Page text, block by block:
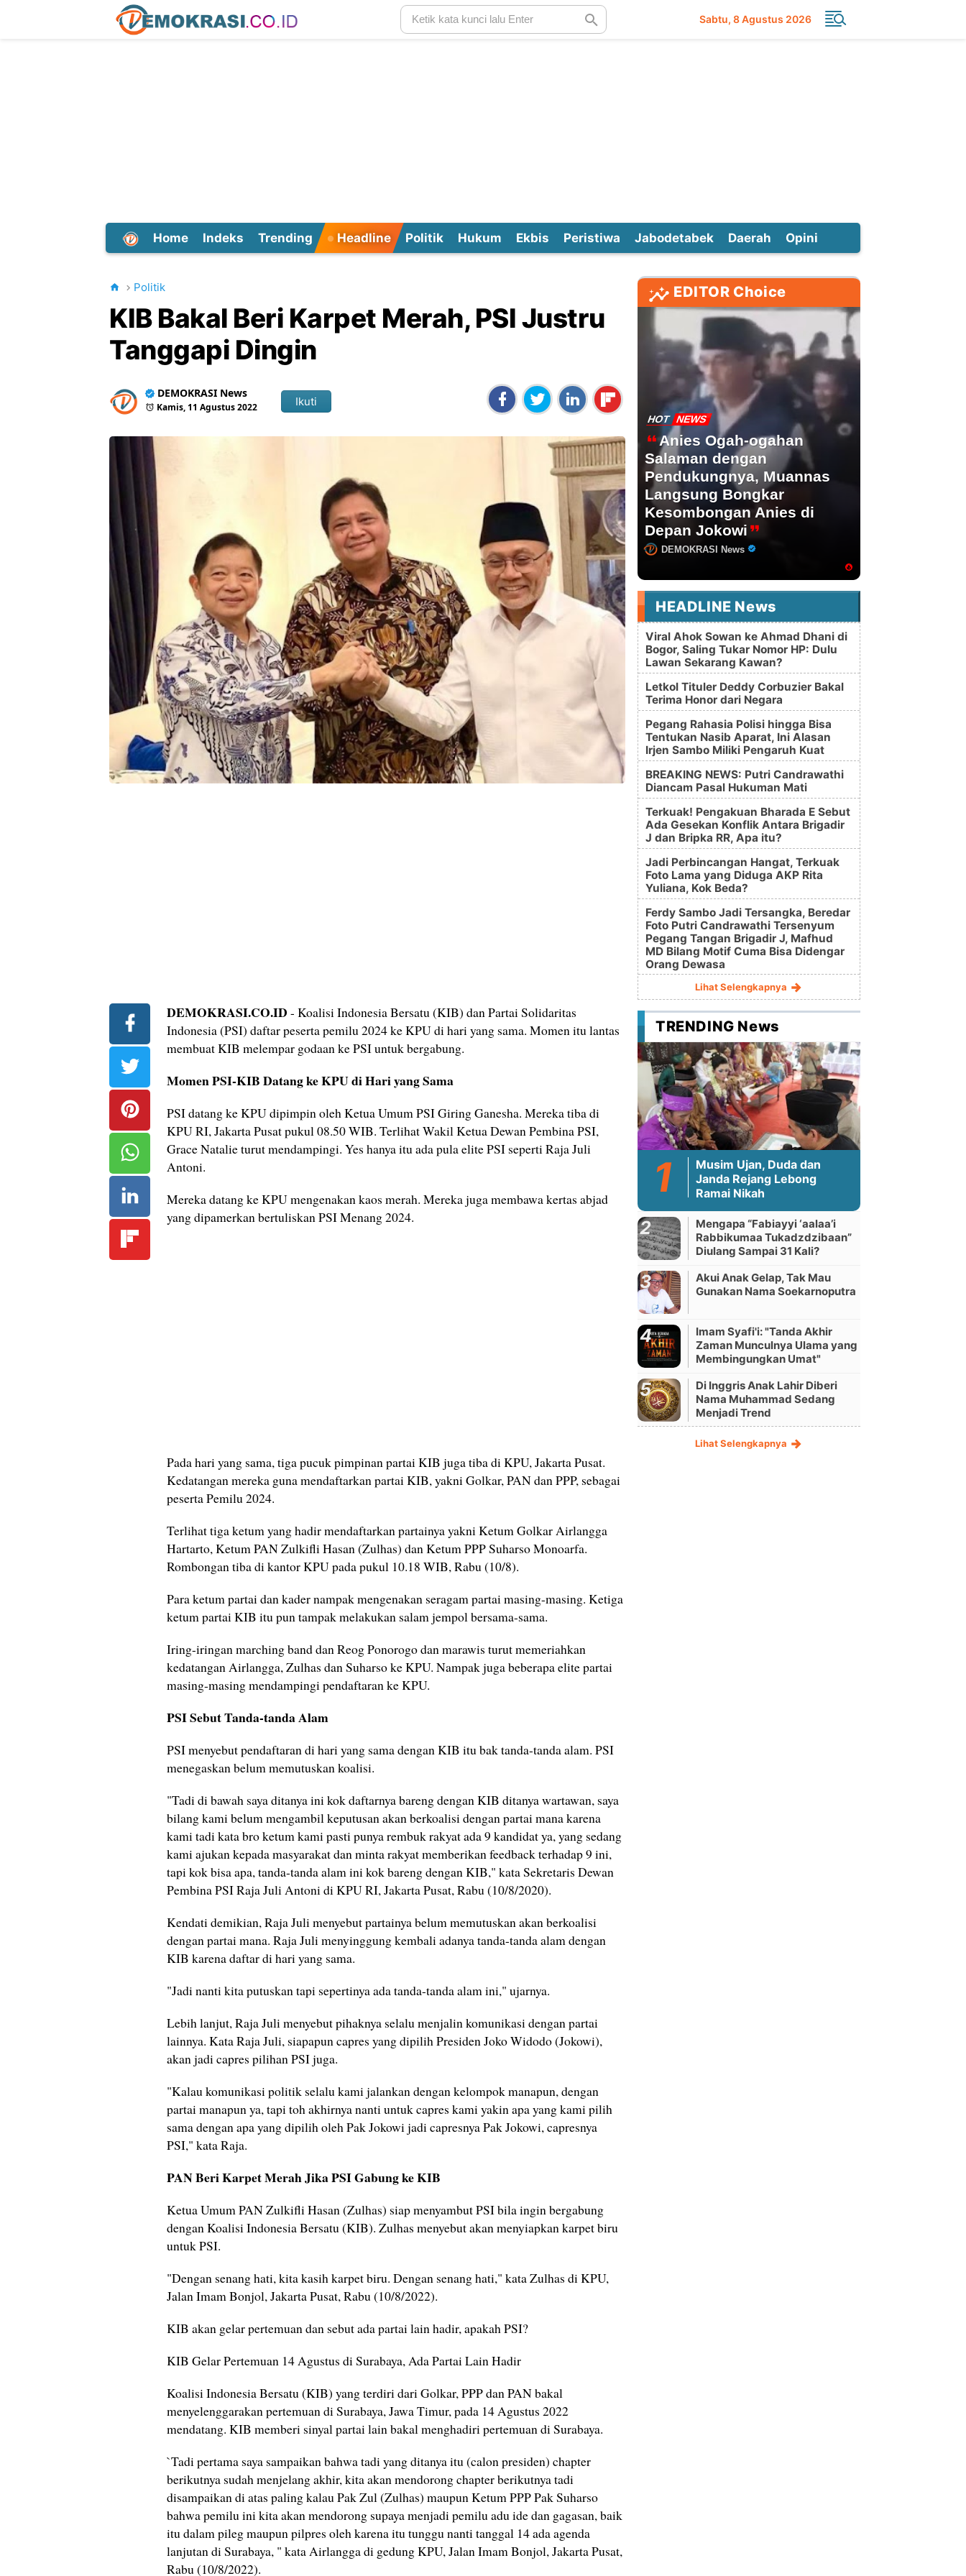
Sabtu 8 Agustus 2026
Home Indeks Trending Headline Politik Hukum Ekbis Peristiwa Jabodetabek Daerah Opini
Politik
KIB Bakal Beri Karpet Merah, PSI Justru
Tanggapi Dingin
DEMOKRASI News
Kamis, 11 Agustus 2022 Ikuti
DEMOKRASI.CO.ID - Koalisi Indonesia Bersatu (KIB) dan Partai Solidaritas
Indonesia (PSI) daftar peserta pemilu 2024 ke KPU di hari yang sama. Momen itu lantas
membuat KIB melempar godaan ke PSI untuk bergabung.
Momen PSI-KIB Datang ke KPU di Hari yang Sama
PSI datang ke KPU dipimpin oleh Ketua Umum PSI Giring Ganesha. Mereka tiba di
KPU RI, Jakarta Pusat pukul 08.50 WIB. Terlihat Wakil Ketua Dewan Pembina PSI,
Grace Natalie turut mendampingi. Yes hanya itu ada pula elite PSI seperti Raja Juli
Antoni.
Mereka datang ke KPU mengenakan kaos merah. Mereka juga membawa kertas abjad
yang dipamerkan bertuliskan PSI Menang 2024.
Pada hari yang sama, tiga pucuk pimpinan partai KIB juga tiba di KPU, Jakarta Pusat.
Kedatangan mereka guna mendaftarkan partai KIB, yakni Golkar, PAN dan PPP, sebagai
peserta Pemilu 2024.
Terlihat tiga ketum yang hadir mendaftarkan partainya yakni Ketum Golkar Airlangga
Hartarto, Ketum PAN Zulkifli Hasan (Zulhas) dan Ketum PPP Suharso Monoarfa.
Rombongan tiba di kantor KPU pada pukul 10.18 WIB, Rabu (10/8).
Para ketum partai dan kader nampak mengenakan seragam partai masing-masing. Ketiga
ketum partai KIB itu pun tampak melakukan salam jempol bersama-sama.
Iring-iringan marching band dan Reog Ponorogo dan marawis turut memeriahkan
kedatangan Airlangga, Zulhas dan Suharso ke KPU. Nampak juga beberapa elite partai
masing-masing mendampingi pendaftaran ke KPU.
PSI Sebut Tanda-tanda Alam
PSI menyebut pendaftaran di hari yang sama dengan KIB itu bak tanda-tanda alam. PSI
menegaskan belum memutuskan koalisi.
"Tadi di bawah saya ditanya ini kok daftarnya bareng dengan KIB ditanya wartawan, saya
bilang kami belum mengambil keputusan akan berkoalisi dengan partai mana karena
kami tadi kata bro ketum kami pasti punya rembuk rakyat ada 9 kandidat ya, yang sedang
kami ajukan kepada masyarakat dan minta rakyat memberikan feedback terhadap 9 ini,
tapi kok bisa apa, tanda-tanda alam ini kok bareng dengan KIB," kata Sekretaris Dewan
Pembina PSI Raja Juli Antoni di KPU RI, Jakarta Pusat, Rabu (10/8/2020).
Kendati demikian, Raja Juli menyebut partainya belum memutuskan akan berkoalisi
dengan partai mana. Raja Juli menyinggung kembali adanya tanda-tanda alam dengan
KIB karena daftar di hari yang sama.
"Jadi nanti kita putuskan tapi sepertinya ada tanda-tanda alam ini," ujarnya.
Lebih lanjut, Raja Juli menyebut pihaknya selalu menjalin komunikasi dengan partai
lainnya. Kata Raja Juli, siapapun capres yang dipilih Presiden Joko Widodo (Jokowi),
akan jadi capres pilihan PSI juga.
"Kalau komunikasi politik selalu kami jalankan dengan kelompok manapun, dengan
partai manapun ya, tapi toh akhirnya nanti untuk capres kami yakin apa yang kami pilih
sama dengan apa yang dipilih oleh Pak Jokowi jadi capresnya Pak Jokowi, capresnya
PSI," kata Raja.
PAN Beri Karpet Merah Jika PSI Gabung ke KIB
Ketua Umum PAN Zulkifli Hasan (Zulhas) siap menyambut PSI bila ingin bergabung
dengan Koalisi Indonesia Bersatu (KIB). Zulhas menyebut akan menyiapkan karpet biru
untuk PSI.
"Dengan senang hati, kita kasih karpet biru. Dengan senang hati," kata Zulhas di KPU,
Jalan Imam Bonjol, Jakarta Pusat, Rabu (10/8/2022).
KIB akan gelar pertemuan dan sebut ada partai lain hadir, apakah PSI?
KIB Gelar Pertemuan 14 Agustus di Surabaya, Ada Partai Lain Hadir
Koalisi Indonesia Bersatu (KIB) yang terdiri dari Golkar, PPP dan PAN bakal
menyelenggarakan pertemuan di Surabaya, Jawa Timur, pada 14 Agustus 2022
mendatang. KIB memberi sinyal partai lain bakal menghadiri pertemuan di Surabaya.
`Tadi pertama saya sampaikan bahwa tadi yang ditanya itu (calon presiden) chapter
berikutnya sudah menjelang akhir, kita akan mendorong chapter berikutnya tadi
disampaikan di atas paling kalau Pak Zul (Zulhas) maupun Ketum PPP Pak Suharso
bahwa pemilu ini kita akan mendorong supaya menjadi pemilu adu ide dan gagasan, baik
itu dalam pileg maupun pilpres oleh karena itu tunggu nanti tanggal 14 ada agenda
lanjutan di Surabaya, " kata Airlangga di gedung KPU, Jalan Imam Bonjol, Jakarta Pusat,
Rabu (10/8/2022).
EDITOR Choice
HOT NEWS
Anies Ogah-ogahan
Salaman dengan
Pendukungnya, Muannas
Langsung Bongkar
Kesombongan Anies di
Depan Jokowi
DEMOKRASI News
HEADLINE News
Viral Ahok Sowan ke Ahmad Dhani di
Bogor, Saling Tukar Nomor HP: Dulu
Lawan Sekarang Kawan?
Letkol Tituler Deddy Corbuzier Bakal
Terima Honor dari Negara
Pegang Rahasia Polisi hingga Bisa
Tentukan Nasib Aparat, Ini Alasan
Irjen Sambo Miliki Pengaruh Kuat
BREAKING NEWS: Putri Candrawathi
Diancam Pasal Hukuman Mati
Terkuak! Pengakuan Bharada E Sebut
Ada Gesekan Konflik Antara Brigadir
J dan Bripka RR, Apa itu?
Jadi Perbincangan Hangat, Terkuak
Foto Lama yang Diduga AKP Rita
Yuliana, Kok Beda?
Ferdy Sambo Jadi Tersangka, Beredar
Foto Putri Candrawathi Tersenyum
Pegang Tangan Brigadir J, Mafhud
MD Bilang Motif Cuma Bisa Didengar
Orang Dewasa
Lihat Selengkapnya
TRENDING News
Musim Ujan, Duda dan
Janda Rejang Lebong
Ramai Nikah
Mengapa “Fabiayyi ‘aalaa’i
Rabbikumaa Tukadzdzibaan”
Diulang Sampai 31 Kali?
Akui Anak Gelap, Tak Mau
Gunakan Nama Soekarnoputra
Imam Syafi'i: "Tanda Akhir
Zaman Munculnya Ulama yang
Membingungkan Umat"
Di Inggris Anak Lahir Diberi
Nama Muhammad Sedang
Menjadi Trend
Lihat Selengkapnya